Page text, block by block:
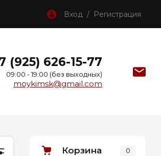
Вход / Регистрация
(925) 626-15-77
09:00 - 19:00 (без выходных)
moykimsk@gmail.com
Корзина 0